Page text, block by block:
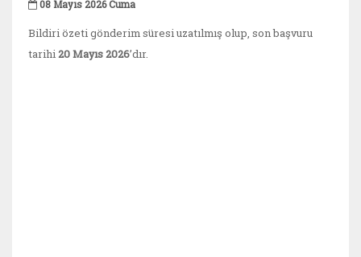
08 Mayıs 2026 Cuma
Bildiri özeti gönderim süresi uzatılmış olup, son başvuru
tarihi20 Mayıs 2026’dır.